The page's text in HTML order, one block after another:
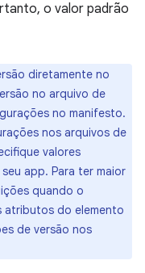
o valor padrão
diretamente no
no arquivo de
no manifesto.
nos arquivos de
valores
app. Para ter maior
quando o
atributos do elemento
de versão nos